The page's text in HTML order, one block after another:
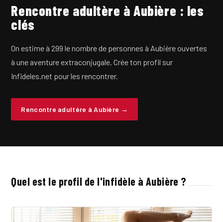
Rencontre adultère à Aubière : les
clés
On estime à 299 le nombre de personnes à Aubière ouvertes
à une aventure extraconjugale. Crée ton profil sur
Infideles.net pour les rencontrer.
Rencontre adultère à Aubière →
Quel est le profil de l'infidèle à Aubière ?